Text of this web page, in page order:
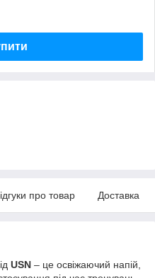
про товар Доставка
USN – це освіжаючий напій,